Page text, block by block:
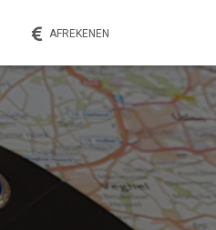
AFREKENEN